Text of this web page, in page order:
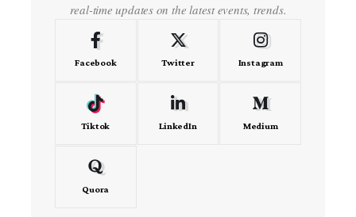
real-time updates on the latest events, trends.
Facebook Twitter Instagram
Tiktok LinkedIn Medium
Quora